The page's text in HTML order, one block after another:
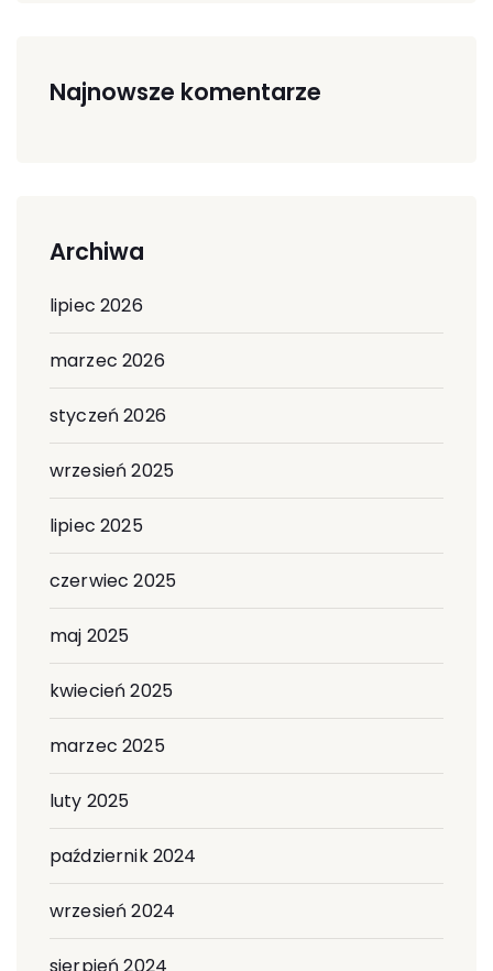
Najnowsze komentarze
Archiwa
lipiec 2026
marzec 2026
styczeń 2026
wrzesień 2025
lipiec 2025
czerwiec 2025
maj 2025
kwiecień 2025
marzec 2025
luty 2025
październik 2024
wrzesień 2024